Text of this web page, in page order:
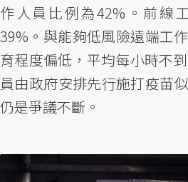
作人員比例為42%。前線
39%。與能夠低風險遠端工
育程度偏低，平均每小時不
員由政府安排先行施打疫苗
仍是爭議不斷。